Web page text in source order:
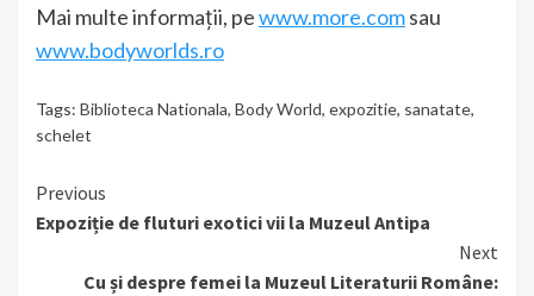
Mai multe informații, pewww.more.comsau
www.bodyworlds.ro
Tags: Biblioteca Nationala, Body World, expozitie, sanatate,
schelet
Continue
Reading
Previous
Expoziție de fluturi exotici vii la Muzeul Antipa
Next
Cu și despre femei la Muzeul Literaturii Române: